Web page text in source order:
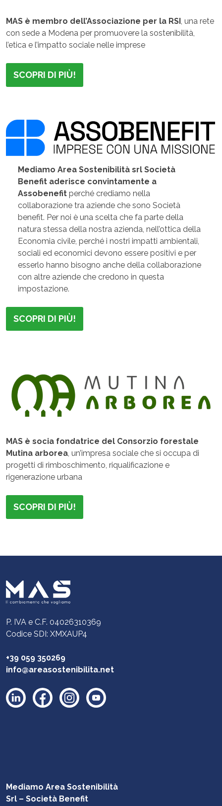
MAS è membro dell’Associazione per la RSI, una rete
con sede a Modena per promuovere la sostenibilità,
l’etica e l’impatto sociale nelle imprese
SCOPRI DI PIÙ!
Mediamo Area Sostenibilità srl Società
Benefit aderisce convintamente a
Assobenefit perché crediamo nella
collaborazione tra aziende che sono Società
benefit. Per noi è una scelta che fa parte della
natura stessa della nostra azienda, nell’ottica della
Economia civile, perché i nostri impatti ambientali,
sociali ed economici devono essere positivi e per
esserlo hanno bisogno anche della collaborazione
con altre aziende che credono in questa
impostazione.
SCOPRI DI PIÙ!
MAS è socia fondatrice del Consorzio forestale
Mutina arborea, un’impresa sociale che si occupa di
progetti di rimboschimento, riqualificazione e
rigenerazione urbana
SCOPRI DI PIÙ!
P. IVA e C.F. 04026310369
Codice SDI: XMXAUP4
+39 059 350269
info@areasostenibilita.net
Mediamo Area Sostenibilità
Srl – Società Benefit